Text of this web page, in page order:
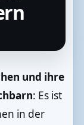
und ihre
: Es ist
in der